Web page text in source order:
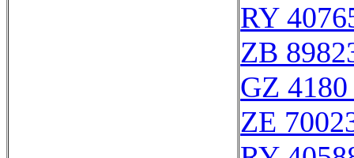
RY
ZB
GZ
ZE